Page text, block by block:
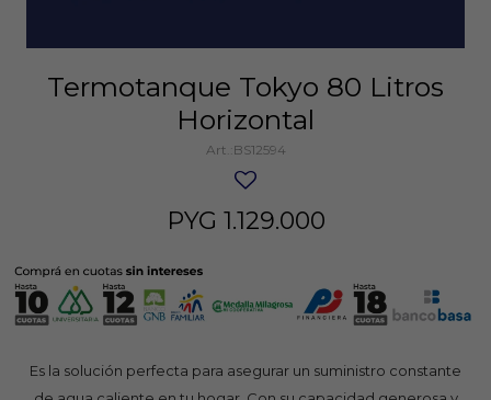
Termotanque Tokyo 80 Litros
Horizontal
BS12594
PYG 1.129.000
Es la solución perfecta para asegurar un suministro constante